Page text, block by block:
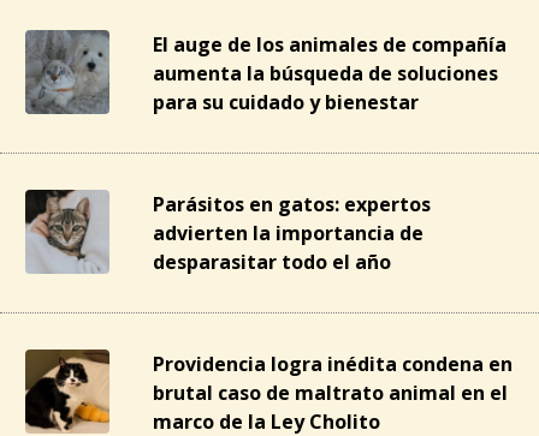
El auge de los animales de compañía
aumenta la búsqueda de soluciones
para su cuidado y bienestar
Parásitos en gatos: expertos
advierten la importancia de
desparasitar todo el año
Providencia logra inédita condena en
brutal caso de maltrato animal en el
marco de la Ley Cholito